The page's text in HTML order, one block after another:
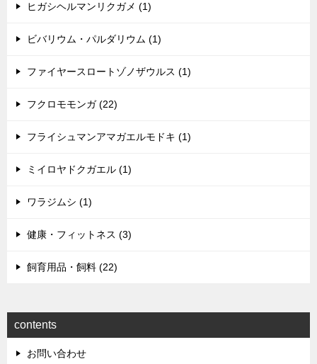
ヒガシヘルマンリクガメ (1)
ビバリウム・パルダリウム (1)
ファイヤースロートゾノザウルス (1)
フクロモモンガ (22)
フライシュマンアマガエルモドキ (1)
ミイロヤドクガエル (1)
ワラジムシ (1)
健康・フィットネス (3)
飼育用品・飼料 (22)
contents
お問い合わせ